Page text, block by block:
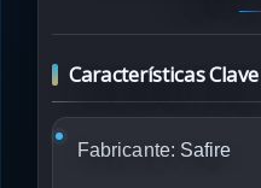
Características Clave
Fabricante: Safire